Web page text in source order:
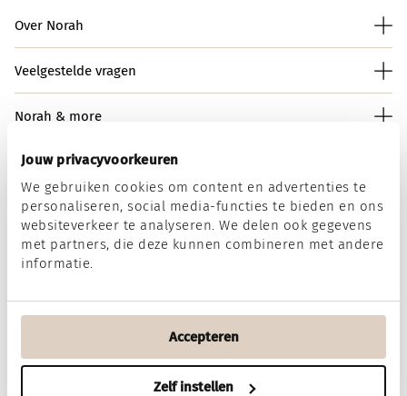
Jouw privacyvoorkeuren
We gebruiken cookies om content en advertenties te
personaliseren, social media-functies te bieden en ons
websiteverkeer te analyseren. We delen ook gegevens
met partners, die deze kunnen combineren met andere
informatie.
Accepteren
Zelf instellen
Filter
Over Norah
Veelgestelde vragen
Norah & more
Norah op social media
DisclaimerPrivacy & Cookies